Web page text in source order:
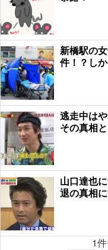
新橋駅の
件！？し
逃走中は
その真相
山口達也
退の真相
1